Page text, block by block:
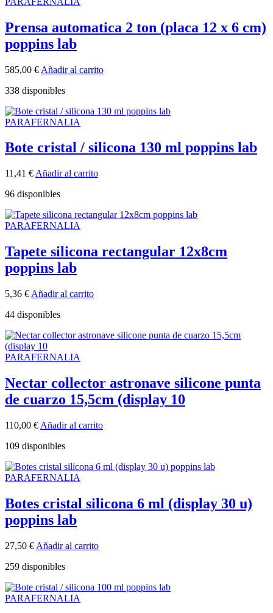
Prensa automatica 2 ton (placa 12 x 6 cm)
poppins lab
585,00 € Añadir al carrito
338 disponibles
PARAFERNALIA
Bote cristal / silicona 130 ml poppins lab
11,41 € Añadir al carrito
96 disponibles
PARAFERNALIA
Tapete silicona rectangular 12x8cm
poppins lab
5,36 € Añadir al carrito
44 disponibles
PARAFERNALIA
Nectar collector astronave silicone punta
de cuarzo 15,5cm (display 10
110,00 € Añadir al carrito
109 disponibles
PARAFERNALIA
Botes cristal silicona 6 ml (display 30 u)
poppins lab
27,50 € Añadir al carrito
259 disponibles
PARAFERNALIA